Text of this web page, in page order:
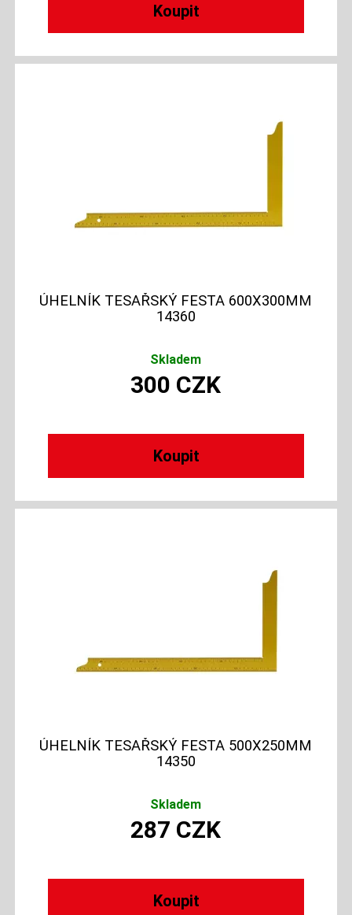
ÚHELNÍK TESAŘSKÝ FESTA 600X300MM
14360
Skladem
300 CZK
ÚHELNÍK TESAŘSKÝ FESTA 500X250MM
14350
Skladem
287 CZK